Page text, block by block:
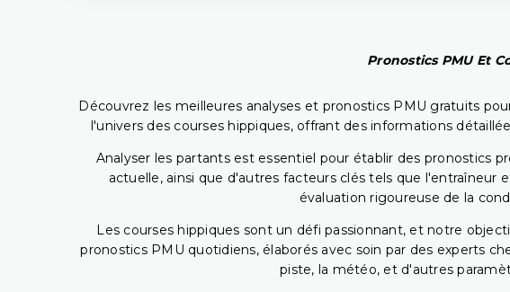
Pronostics PMU Et
Découvrez les meilleures analyses et pronostics PMU gratuits
l'univers des courses hippiques, offrant des informations
Analyser les partants est essentiel pour établir des pronostics
actuelle, ainsi que d'autres facteurs clés tels que
évaluation rigoureuse de la
Les courses hippiques sont un défi passionnant, et notre
pronostics PMU quotidiens, élaborés avec soin par des experts
piste, la météo, et d'autres